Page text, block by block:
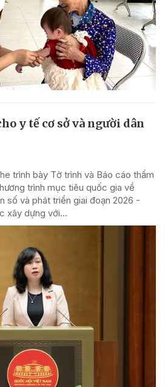
y tế cơ sở và người dân
trình bày Tờ trình và Báo cáo thẩm
trình mục tiêu quốc gia về
số và phát triển giai đoạn 2026 -
xây dựng với...